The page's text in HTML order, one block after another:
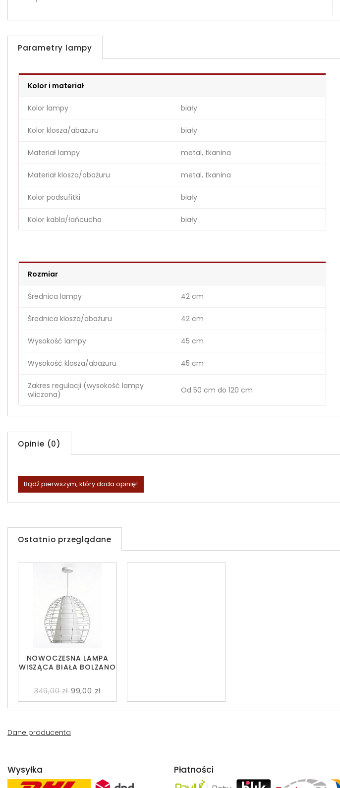
Parametry lampy
Kolor i materiał
Kolor lampy biały
Kolor klosza/abażuru biały
Materiał lampy metal, tkanina
Materiał klosza/abażuru metal, tkanina
Kolor podsufitki biały
Kolor kabla/łańcucha biały
Rozmiar
Średnica lampy 42 cm
Średnica klosza/abażuru 42 cm
Wysokość lampy 45 cm
Wysokość klosza/abażuru 45 cm
Zakres regulacji (wysokość lampy
wliczona)
Od 50 cm do 120 cm
Opinie (0)
Bądź pierwszym, który doda opinię!
Ostatnio przeglądane
NOWOCZESNA LAMPA
WISZĄCA BIAŁA BOLZANO
349,00 zł 99,00 zł
Dane producenta
Wysyłka Płatności